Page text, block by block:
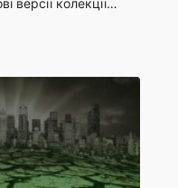
версії колекції…